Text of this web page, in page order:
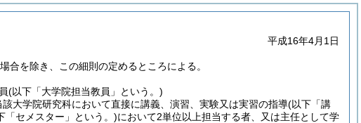
平成16年4月1日
を除き、この細則の定めるところによる。
(以下「大学院担当教員」という。)
大学院研究科において直接に講義、演習、実験又は実習の指導(以下「講
「セメスター」という。)において2単位以上担当する者、又は主任として学